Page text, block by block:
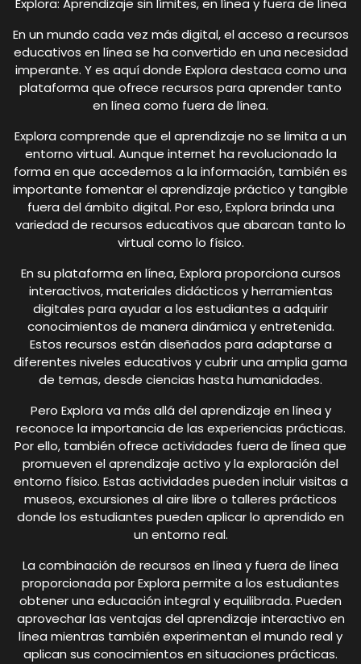
Explora: Aprendizaje sin límites, en línea y fuera de línea
En un mundo cada vez más digital, el acceso a recursos
educativos en línea se ha convertido en una necesidad
imperante. Y es aquí donde Explora destaca como una
plataforma que ofrece recursos para aprender tanto
en línea como fuera de línea.
Explora comprende que el aprendizaje no se limita a un
entorno virtual. Aunque internet ha revolucionado la
forma en que accedemos a la información, también es
importante fomentar el aprendizaje práctico y tangible
fuera del ámbito digital. Por eso, Explora brinda una
variedad de recursos educativos que abarcan tanto lo
virtual como lo físico.
En su plataforma en línea, Explora proporciona cursos
interactivos, materiales didácticos y herramientas
digitales para ayudar a los estudiantes a adquirir
conocimientos de manera dinámica y entretenida.
Estos recursos están diseñados para adaptarse a
diferentes niveles educativos y cubrir una amplia gama
de temas, desde ciencias hasta humanidades.
Pero Explora va más allá del aprendizaje en línea y
reconoce la importancia de las experiencias prácticas.
Por ello, también ofrece actividades fuera de línea que
promueven el aprendizaje activo y la exploración del
entorno físico. Estas actividades pueden incluir visitas a
museos, excursiones al aire libre o talleres prácticos
donde los estudiantes pueden aplicar lo aprendido en
un entorno real.
La combinación de recursos en línea y fuera de línea
proporcionada por Explora permite a los estudiantes
obtener una educación integral y equilibrada. Pueden
aprovechar las ventajas del aprendizaje interactivo en
línea mientras también experimentan el mundo real y
aplican sus conocimientos en situaciones prácticas.